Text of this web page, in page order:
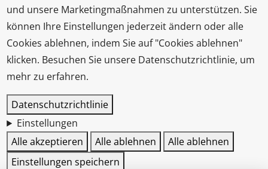
und unsere Marketingmaßnahmen zu unterstützen. Sie
können Ihre Einstellungen jederzeit ändern oder alle
Cookies ablehnen, indem Sie auf "Cookies ablehnen"
klicken. Besuchen Sie unsere Datenschutzrichtlinie, um
mehr zu erfahren.
Datenschutzrichtlinie
Einstellungen
Alle akzeptieren
Alle ablehnen
Alle ablehnen
Einstellungen speichern